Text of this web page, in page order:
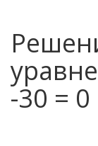
-30 = 0